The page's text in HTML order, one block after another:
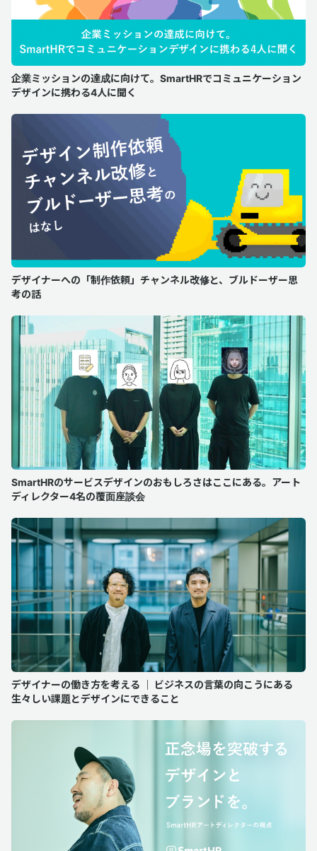
企業ミッションの達成に向けて。SmartHRでコミュニケーション
デザインに携わる4人に聞く
デザイナーへの「制作依頼」チャンネル改修と、ブルドーザー思
考の話
SmartHRのサービスデザインのおもしろさはここにある。アート
ディレクター4名の覆面座談会
デザイナーの働き方を考える ｜ ビジネスの言葉の向こうにある
生々しい課題とデザインにできること